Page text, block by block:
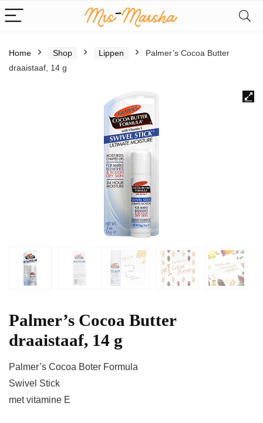
Home Shop Lippen
Palmer’s Cocoa Butter
draaistaaf, 14 g
Palmer’s Cocoa Butter
draaistaaf, 14 g
Palmer’s Cocoa Boter Formula
Swivel Stick
met vitamine E